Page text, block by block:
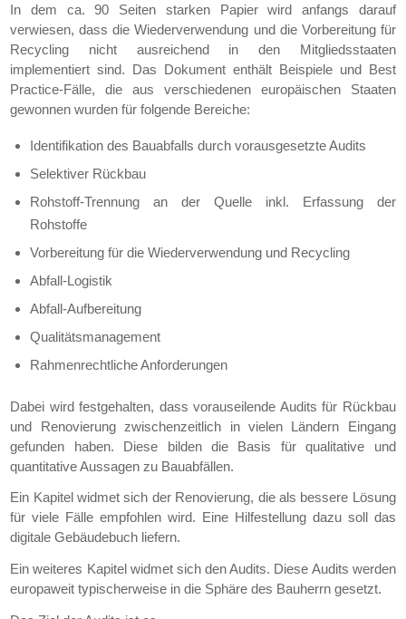
In dem ca. 90 Seiten starken Papier wird anfangs darauf
verwiesen, dass die Wiederverwendung und die Vorbereitung für
Recycling nicht ausreichend in den Mitgliedsstaaten
implementiert sind. Das Dokument enthält Beispiele und Best
Practice-Fälle, die aus verschiedenen europäischen Staaten
gewonnen wurden für folgende Bereiche:
Identifikation des Bauabfalls durch vorausgesetzte Audits
Selektiver Rückbau
Rohstoff-Trennung an der Quelle inkl. Erfassung der
Rohstoffe
Vorbereitung für die Wiederverwendung und Recycling
Abfall-Logistik
Abfall-Aufbereitung
Qualitätsmanagement
Rahmenrechtliche Anforderungen
Dabei wird festgehalten, dass vorauseilende Audits für Rückbau
und Renovierung zwischenzeitlich in vielen Ländern Eingang
gefunden haben. Diese bilden die Basis für qualitative und
quantitative Aussagen zu Bauabfällen.
Ein Kapitel widmet sich der Renovierung, die als bessere Lösung
für viele Fälle empfohlen wird. Eine Hilfestellung dazu soll das
digitale Gebäudebuch liefern.
Ein weiteres Kapitel widmet sich den Audits. Diese Audits werden
europaweit typischerweise in die Sphäre des Bauherrn gesetzt.